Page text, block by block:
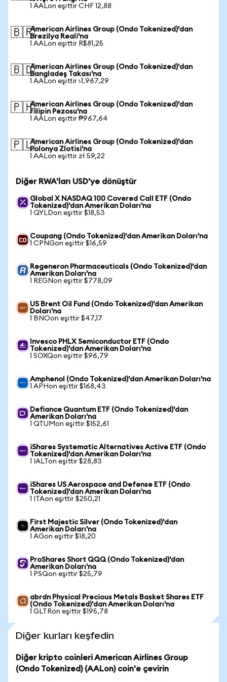
1 AALon eşittir CHF 12,88
🇧🇷American Airlines Group (Ondo Tokenized)'dan
Brezilya Reali'na
1 AALon eşittir R$81,25
🇧🇩American Airlines Group (Ondo Tokenized)'dan
Bangladeş Takası'na
1 AALon eşittir ৳1.967,29
🇵🇭American Airlines Group (Ondo Tokenized)'dan
Filipin Pezosu'na
1 AALon eşittir ₱967,64
🇵🇱American Airlines Group (Ondo Tokenized)'dan
Polonya Zlotisi'na
1 AALon eşittir zł 59,22
Diğer RWA'ları USD'ye dönüştür
Global X NASDAQ 100 Covered Call ETF (Ondo
Tokenized)'dan Amerikan Doları'na
1 QYLDon eşittir $18,53
Coupang (Ondo Tokenized)'dan Amerikan Doları'na
1 CPNGon eşittir $16,59
Regeneron Pharmaceuticals (Ondo Tokenized)'dan
Amerikan Doları'na
1 REGNon eşittir $778,09
US Brent Oil Fund (Ondo Tokenized)'dan Amerikan
Doları'na
1 BNOon eşittir $47,17
Invesco PHLX Semiconductor ETF (Ondo
Tokenized)'dan Amerikan Doları'na
1 SOXQon eşittir $96,79
Amphenol (Ondo Tokenized)'dan Amerikan Doları'na
1 APHon eşittir $168,43
Defiance Quantum ETF (Ondo Tokenized)'dan
Amerikan Doları'na
1 QTUMon eşittir $152,61
iShares Systematic Alternatives Active ETF (Ondo
Tokenized)'dan Amerikan Doları'na
1 IALTon eşittir $28,83
iShares US Aerospace and Defense ETF (Ondo
Tokenized)'dan Amerikan Doları'na
1 ITAon eşittir $250,21
First Majestic Silver (Ondo Tokenized)'dan
Amerikan Doları'na
1 AGon eşittir $18,20
ProShares Short QQQ (Ondo Tokenized)'dan
Amerikan Doları'na
1 PSQon eşittir $25,79
abrdn Physical Precious Metals Basket Shares ETF
(Ondo Tokenized)'dan Amerikan Doları'na
1 GLTRon eşittir $195,78
Diğer kurları keşfedin
Diğer kripto coinleri American Airlines Group
(Ondo Tokenized) (AALon) coin'e çevirin